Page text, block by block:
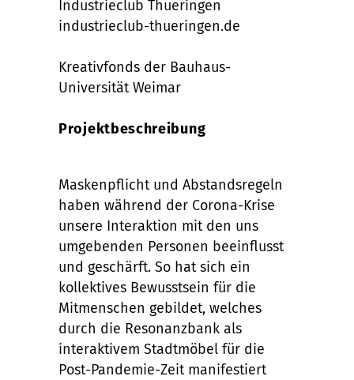
Industrieclub Thueringen
industrieclub-thueringen.de
Kreativfonds der Bauhaus-
Universität Weimar
Projektbeschreibung
Maskenpflicht und Abstandsregeln
haben während der Corona-Krise
unsere Interaktion mit den uns
umgebenden Personen beeinflusst
und geschärft. So hat sich ein
kollektives Bewusstsein für die
Mitmenschen gebildet, welches
durch die Resonanzbank als
interaktivem Stadtmöbel für die
Post-Pandemie-Zeit manifestiert